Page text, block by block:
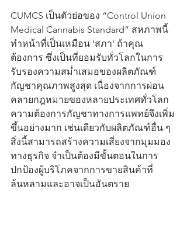
CUMCS เป็นตัวย่อของ “Control Union
Medical Cannabis Standard” สหภาพนี้
ทำหน้าที่เป็นเหมือน 'สภา' ถ้าคุณ
ต้องการ ซึ่งเป็นที่ยอมรับทั่วโลกในการ
รับรองความสม่ำเสมอของผลิตภัณฑ์
กัญชาคุณภาพสูงสุด เนื่องจากการผ่อน
คลายกฎหมายของหลายประเทศทั่วโลก
ความต้องการกัญชาทางการแพทย์จึงเพิ่ม
ขึ้นอย่างมาก เช่นเดียวกับผลิตภัณฑ์อื่น ๆ
สิ่งนี้สามารถสร้างความเสี่ยงจากมุมมอง
ทางธุรกิจ จำเป็นต้องมีขั้นตอนในการ
ปกป้องผู้บริโภคจากการขายสินค้าที่
ล้นหลามและอาจเป็นอันตราย